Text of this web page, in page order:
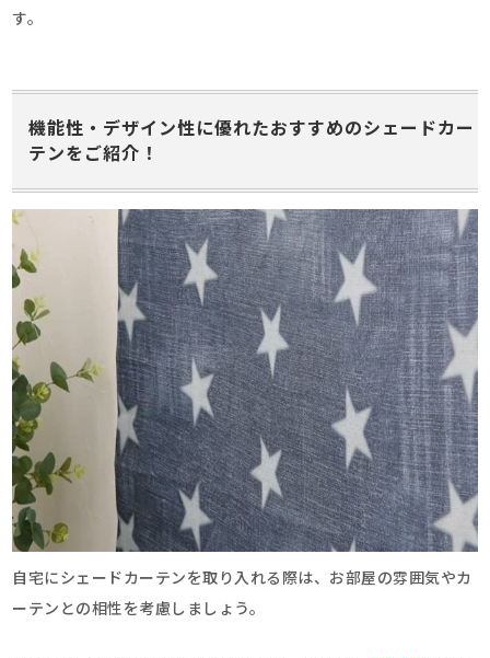
す。
機能性・デザイン性に優れたおすすめのシェードカー
テンをご紹介！
自宅にシェードカーテンを取り入れる際は、お部屋の雰囲気やカ
ーテンとの相性を考慮しましょう。